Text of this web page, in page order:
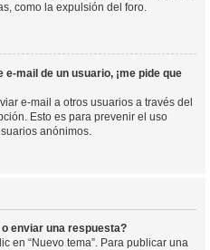
como la expulsión del foro.
mail de un usuario, ¡me pide que
e-mail a otros usuarios a través del
Esto es para prevenir el uso
anónimos.
enviar una respuesta?
en “Nuevo tema”. Para publicar una